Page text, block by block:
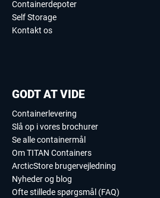
Containerdepoter
Self Storage
Kontakt os
GODT AT VIDE
Containerlevering
Slå op i vores brochurer
Se alle containermål
Om TITAN Containers
ArcticStore brugervejledning
Nyheder og blog
Ofte stillede spørgsmål (FAQ)